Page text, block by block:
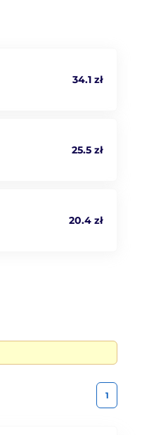
34.1 zł
25.5 zł
20.4 zł
1